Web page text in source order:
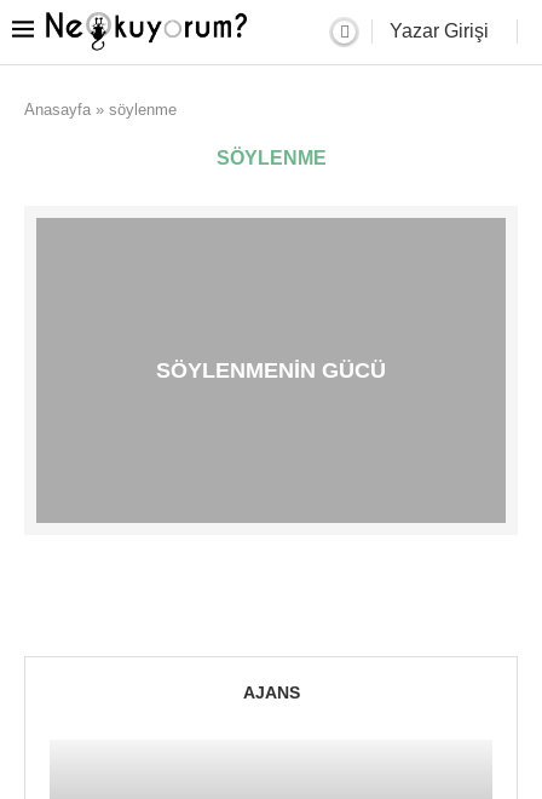
Yazar Girişi
Anasayfa » söylenme
SÖYLENME
SÖYLENMENIN GÜCÜ
AJANS